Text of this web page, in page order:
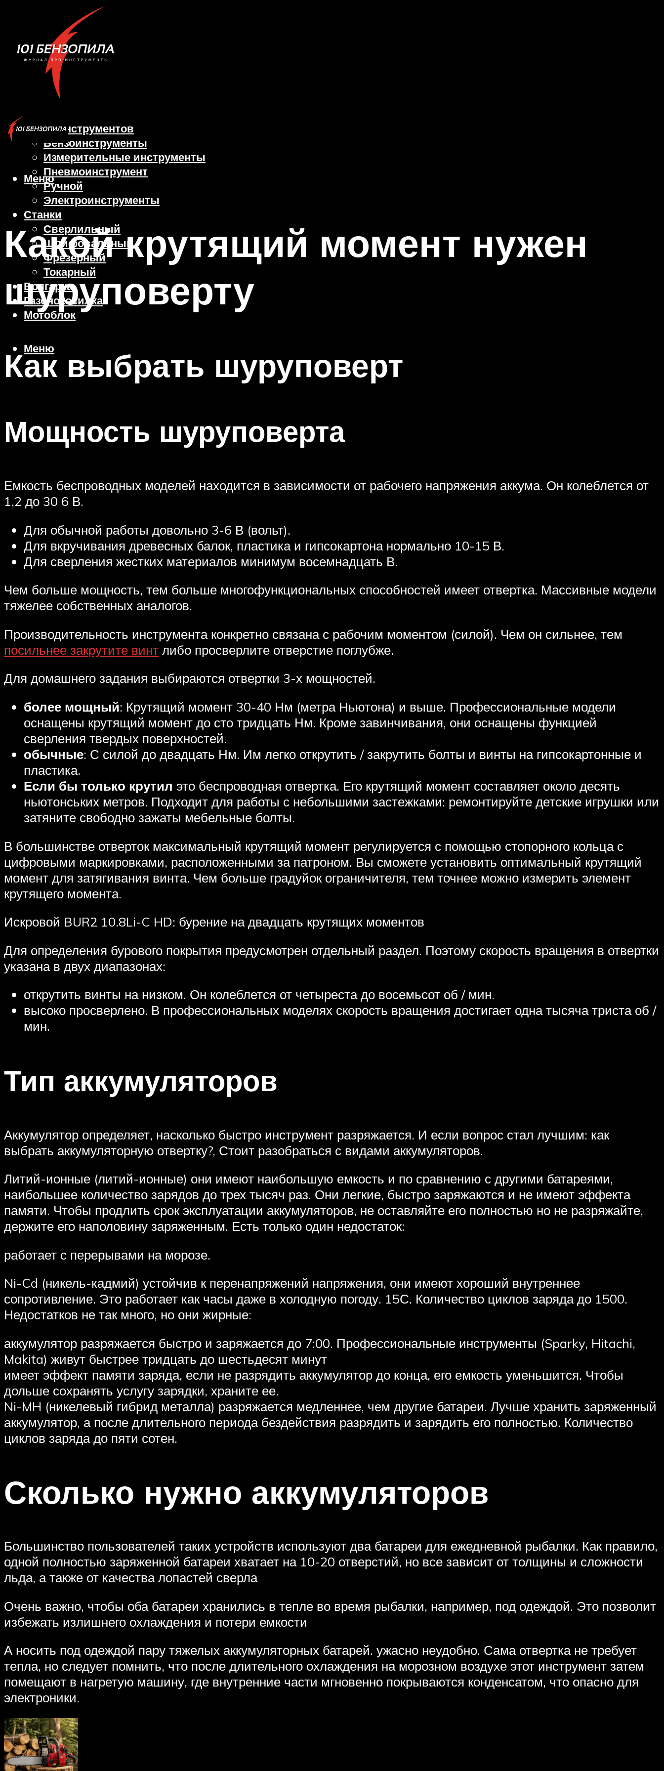
Виды инструментов
Бензоинструменты
Измерительные инструменты
Пневмоинструмент
Ручной
Электроинструменты
Станки
Сверлильный
Шлифовальный
Фрезерный
Токарный
Болгарка
Газонокосилка
Мотоблок
Меню
Меню
Какой крутящий момент нужен
шуруповерту
Как выбрать шуруповерт
Мощность шуруповерта
Емкость беспроводных моделей находится в зависимости от рабочего напряжения аккума. Он колеблется от
1,2 до 30 6 В.
Для обычной работы довольно 3-6 В (вольт).
Для вкручивания древесных балок, пластика и гипсокартона нормально 10-15 В.
Для сверления жестких материалов минимум восемнадцать В.
Чем больше мощность, тем больше многофункциональных способностей имеет отвертка. Массивные модели
тяжелее собственных аналогов.
Производительность инструмента конкретно связана с рабочим моментом (силой). Чем он сильнее, тем
посильнее закрутите винт либо просверлите отверстие поглубже.
Для домашнего задания выбираются отвертки 3-х мощностей.
более мощный: Крутящий момент 30-40 Нм (метра Ньютона) и выше. Профессиональные модели
оснащены крутящий момент до сто тридцать Нм. Кроме завинчивания, они оснащены функцией
сверления твердых поверхностей.
обычные: С силой до двадцать Нм. Им легко открутить / закрутить болты и винты на гипсокартонные и
пластика.
Если бы только крутил это беспроводная отвертка. Его крутящий момент составляет около десять
ньютонських метров. Подходит для работы с небольшими застежками: ремонтируйте детские игрушки или
затяните свободно зажаты мебельные болты.
В большинстве отверток максимальный крутящий момент регулируется с помощью стопорного кольца с
цифровыми маркировками, расположенными за патроном. Вы сможете установить оптимальный крутящий
момент для затягивания винта. Чем больше градуйок ограничителя, тем точнее можно измерить элемент
крутящего момента.
Искровой BUR2 10.8Li-C HD: бурение на двадцать крутящих моментов
Для определения бурового покрытия предусмотрен отдельный раздел. Поэтому скорость вращения в отвертки
указана в двух диапазонах:
открутить винты на низком. Он колеблется от четыреста до восемьсот об / мин.
высоко просверлено. В профессиональных моделях скорость вращения достигает одна тысяча триста об /
мин.
Тип аккумуляторов
Аккумулятор определяет, насколько быстро инструмент разряжается. И если вопрос стал лучшим: как
выбрать аккумуляторную отвертку?, Стоит разобраться с видами аккумуляторов.
Литий-ионные (литий-ионные) они имеют наибольшую емкость и по сравнению с другими батареями,
наибольшее количество зарядов до трех тысяч раз. Они легкие, быстро заряжаются и не имеют эффекта
памяти. Чтобы продлить срок эксплуатации аккумуляторов, не оставляйте его полностью но не разряжайте,
держите его наполовину заряженным. Есть только один недостаток:
работает с перерывами на морозе.
Ni-Cd (никель-кадмий) устойчив к перенапряжений напряжения, они имеют хороший внутреннее
сопротивление. Это работает как часы даже в холодную погоду. 15С. Количество циклов заряда до 1500.
Недостатков не так много, но они жирные:
аккумулятор разряжается быстро и заряжается до 7:00. Профессиональные инструменты (Sparky, Hitachi,
Makita) живут быстрее тридцать до шестьдесят минут
имеет эффект памяти заряда, если не разрядить аккумулятор до конца, его емкость уменьшится. Чтобы
дольше сохранять услугу зарядки, храните ее.
Ni-MH (никелевый гибрид металла) разряжается медленнее, чем другие батареи. Лучше хранить заряженный
аккумулятор, а после длительного периода бездействия разрядить и зарядить его полностью. Количество
циклов заряда до пяти сотен.
Сколько нужно аккумуляторов
Большинство пользователей таких устройств используют два батареи для ежедневной рыбалки. Как правило,
одной полностью заряженной батареи хватает на 10-20 отверстий, но все зависит от толщины и сложности
льда, а также от качества лопастей сверла
Очень важно, чтобы оба батареи хранились в тепле во время рыбалки, например, под одеждой. Это позволит
избежать излишнего охлаждения и потери емкости
А носить под одеждой пару тяжелых аккумуляторных батарей. ужасно неудобно. Сама отвертка не требует
тепла, но следует помнить, что после длительного охлаждения на морозном воздухе этот инструмент затем
помещают в нагретую машину, где внутренние части мгновенно покрываются конденсатом, что опасно для
электроники.